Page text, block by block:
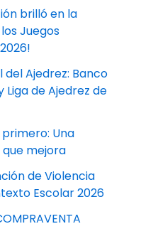
brilló en la
Juegos
Ajedrez: Banco
Liga de Ajedrez de
Una
mejora
de Violencia
Escolar 2026